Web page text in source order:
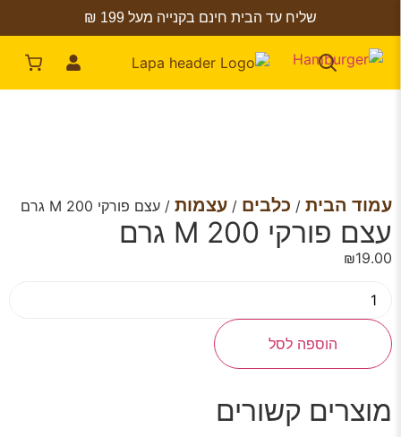
שליח עד הבית חינם בקנייה מעל 199 ₪
עמוד הבית / כלבים / עצמות / עצם פורקי M 200 גרם
עצם פורקי M 200 גרם
₪19.00
הוספה לסל
מוצרים קשורים